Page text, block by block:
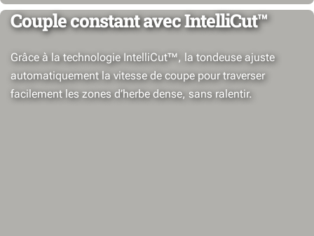
Couple constant avec IntelliCut™
Grâce à la technologie IntelliCut™, la tondeuse ajuste
automatiquement la vitesse de coupe pour traverser
facilement les zones d’herbe dense, sans ralentir.